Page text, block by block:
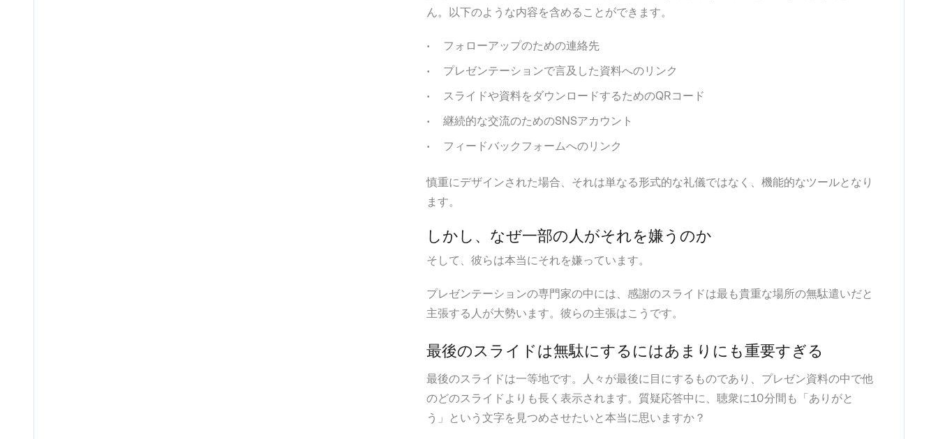
ん。以下のような内容を含めることができます。
フォローアップのための連絡先
プレゼンテーションで言及した資料へのリンク
スライドや資料をダウンロードするためのQRコード
継続的な交流のためのSNSアカウント
フィードバックフォームへのリンク
慎重にデザインされた場合、それは単なる形式的な礼儀ではなく、機能的なツールとなり
ます。
しかし、なぜ一部の人がそれを嫌うのか
そして、彼らは本当にそれを嫌っています。
プレゼンテーションの専門家の中には、感謝のスライドは最も貴重な場所の無駄遣いだと
主張する人が大勢います。彼らの主張はこうです。
最後のスライドは無駄にするにはあまりにも重要すぎる
最後のスライドは一等地です。人々が最後に目にするものであり、プレゼン資料の中で他
のどのスライドよりも長く表示されます。質疑応答中に、聴衆に10分間も「ありがと
う」という文字を見つめさせたいと本当に思いますか？